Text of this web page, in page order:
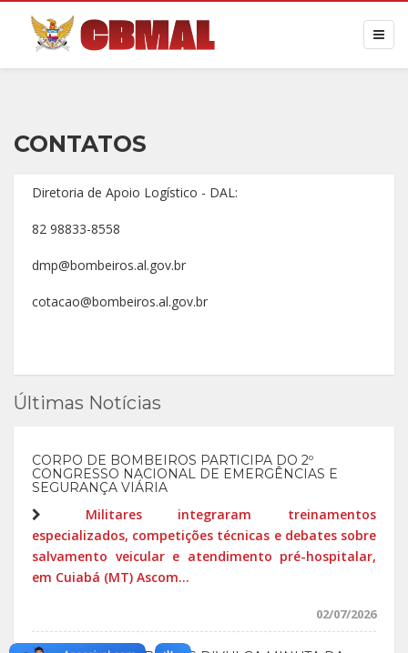
CONTATOS
Diretoria de Apoio Logístico - DAL:
82 98833-8558
dmp@bombeiros.al.gov.br
cotacao@bombeiros.al.gov.br
Últimas Notícias
CORPO DE BOMBEIROS PARTICIPA DO 2º
CONGRESSO NACIONAL DE EMERGÊNCIAS E
SEGURANÇA VIÁRIA
Militares integraram treinamentos
especializados, competições técnicas e debates sobre
salvamento veicular e atendimento pré-hospitalar,
em Cuiabá (MT) Ascom...
02/07/2026